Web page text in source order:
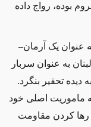
بوده، رواج داده
عنوان یک آرمان–
به عنوان سربار
تحقیر بنگرد.
ماموریت اصلی خود
رها کردن مقاومت